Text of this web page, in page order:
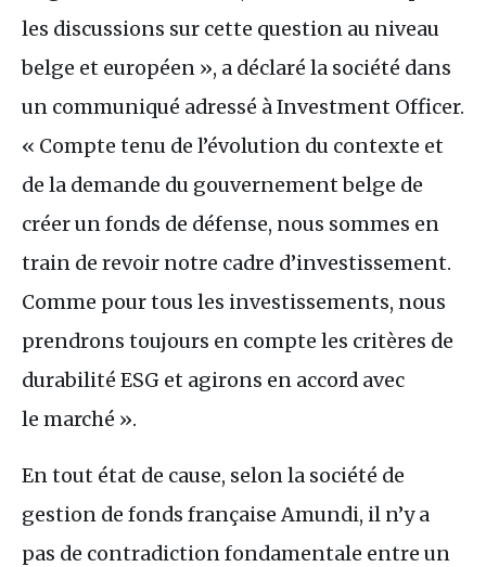
les discussions sur cette question au niveau
belge et européen », a déclaré la société dans
un communiqué adressé à Investment Officer.
« Compte tenu de l’évolution du contexte et
de la demande du gouvernement belge de
créer un fonds de défense, nous sommes en
train de revoir notre cadre d’investissement.
Comme pour tous les investissements, nous
prendrons toujours en compte les critères de
durabilité ESG et agirons en accord avec
le marché ».
En tout état de cause, selon la société de
gestion de fonds française Amundi, il n’y a
pas de contradiction fondamentale entre un